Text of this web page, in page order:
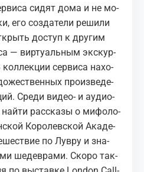
си­дят дома и не мо­
его со­зда­те­ли ре­ши­ли
до­ступ к дру­гим
— вир­ту­аль­ным экс­кур­
сер­ви­са на­хо­
про­из­ве­де­
Сре­ди ви­део- и аудио­
рас­ска­зы о ми­фо­ло­
Ко­ро­лев­ской Ака­де­
по Лу­в­ру и зна­
ше­дев­ра­ми. Ско­ро так­